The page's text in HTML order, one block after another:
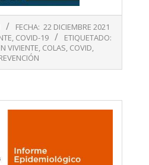
FECHA: 22 DICIEMBRE 2021
, COVID-19
ETIQUETADO:
VIVIENTE, COLAS, COVID,